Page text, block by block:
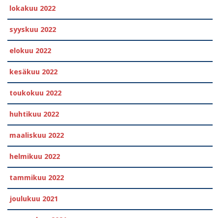
lokakuu 2022
syyskuu 2022
elokuu 2022
kesäkuu 2022
toukokuu 2022
huhtikuu 2022
maaliskuu 2022
helmikuu 2022
tammikuu 2022
joulukuu 2021